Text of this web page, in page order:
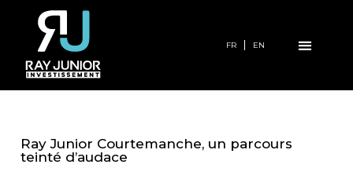
FR EN
Ray Junior Courtemanche, un parcours
teinté d’audace